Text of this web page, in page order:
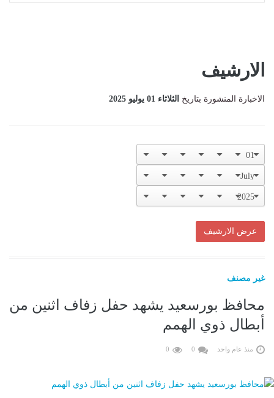
الارشيف
الاخبارة المنشورة بتاريخ الثلاثاء 01 يوليو 2025
غير مصنف
محافظ بورسعيد يشهد حفل زفاف اثنين من
أبطال ذوي الهمم
منذ عام واحد 0
0